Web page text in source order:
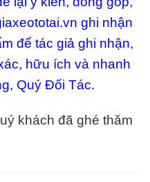
ghi nhận
để tác giả ghi nhận,
hữu ích và nhanh
Quý Đối Tác.
khách đã ghé thăm